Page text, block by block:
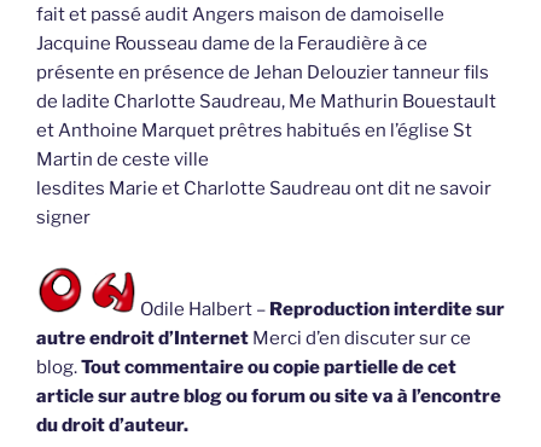
fait et passé audit Angers maison de damoiselle
Jacquine Rousseau dame de la Feraudière à ce
présente en présence de Jehan Delouzier tanneur fils
de ladite Charlotte Saudreau, Me Mathurin Bouestault
et Anthoine Marquet prêtres habitués en l’église St
Martin de ceste ville
lesdites Marie et Charlotte Saudreau ont dit ne savoir
signer
Odile Halbert – Reproduction interdite sur
autre endroit d’Internet Merci d’en discuter sur ce
blog.Tout commentaire ou copie partielle de cet
article sur autre blog ou forum ou site va à l’encontre
du droit d’auteur.